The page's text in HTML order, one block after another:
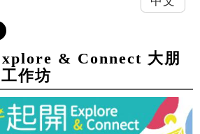
& Connect 大朋
作坊